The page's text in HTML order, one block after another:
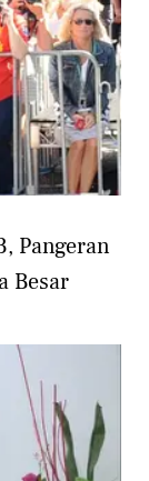
Pangeran
Besar